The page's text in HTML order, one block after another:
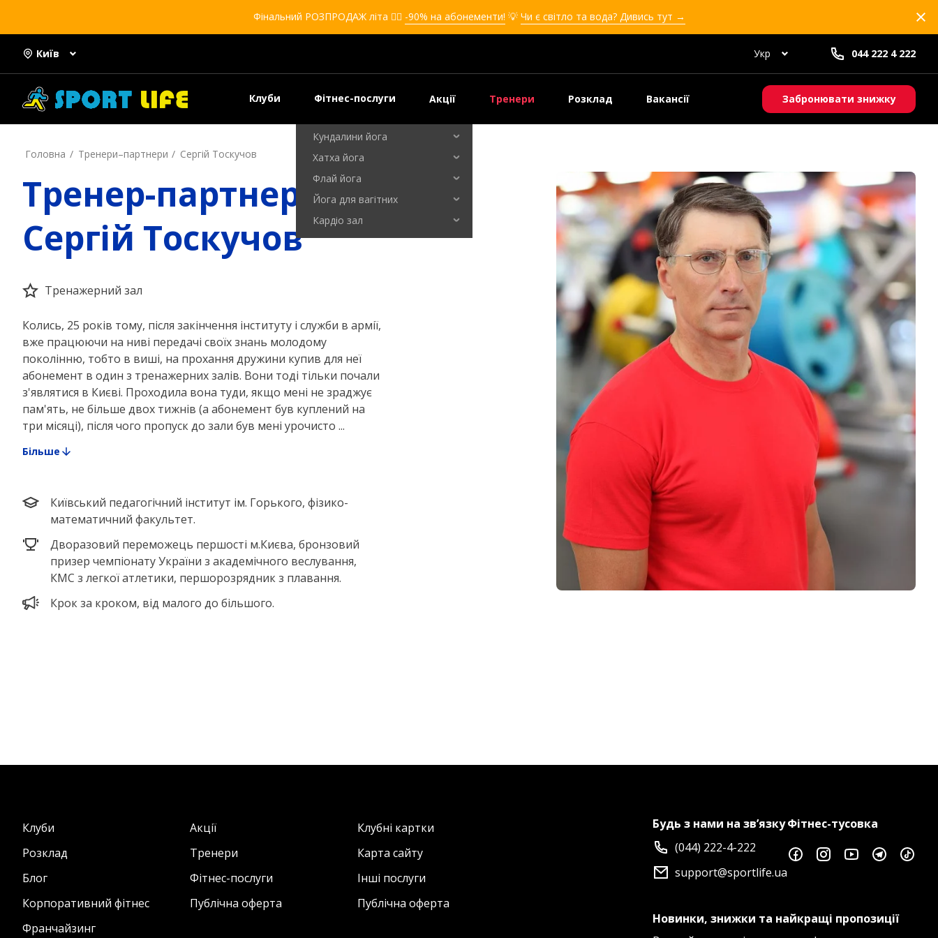
Фінальний РОЗПРОДАЖ літа ❤️‍🔥 -90% на абонементи! 💡 Чи є світло та вода? Дивись тут →
Київ Укр 044 222 4 222
Клуби Фітнес-послуги
Кікбоксинг для дівчат
Кікбоксинг для дітей
Самооборона для дівчат
Самооборона для дітей
Кундалини йога
Хатха йога
Флай йога
Йога для вагітних
Кардіо зал
Акції Тренери Розклад Вакансії Забронювати знижку
Головна Тренери–партнери Сергій Тоскучов
Тренер-партнер
Сергій Тоскучов
Тренажерний зал
Колись, 25 років тому, після закінчення інституту і служби в армії,
вже працюючи на ниві передачі своїх знань молодому
поколінню, тобто в виші, на прохання дружини купив для неї
абонемент в один з тренажерних залів. Вони тоді тільки почали
з'являтися в Києві. Проходила вона туди, якщо мені не зраджує
пам'ять, не більше двох тижнів (а абонемент був куплений на
три місяці), після чого пропуск до зали був мені урочисто ...
Більше
Київський педагогічний інститут ім. Горького, фізико-
математичний факультет.
Дворазовий переможець першості м.Києва, бронзовий
призер чемпіонату України з академічного веслування,
КМС з легкої атлетики, першорозрядник з плавання.
Крок за кроком, від малого до більшого.
Клуби Акції
Клубні картки
Розклад
Тренери
Карта сайту
Блог
Фітнес-послуги
Інші послуги
Корпоративний фітнес
Публічна оферта
Публічна оферта
Франчайзинг
Будь з нами на зв’язку
(044) 222-4-222
support@sportlife.ua
Фітнес-тусовка
Новинки, знижки та найкращі пропозиції